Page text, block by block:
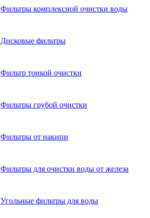
Фильтры комплексной очистки воды
Дисковые фильтры
Фильтр тонкой очистки
Фильтры грубой очистки
Фильтры от накипи
Фильтры для очистки воды от железа
Угольные фильтры для воды